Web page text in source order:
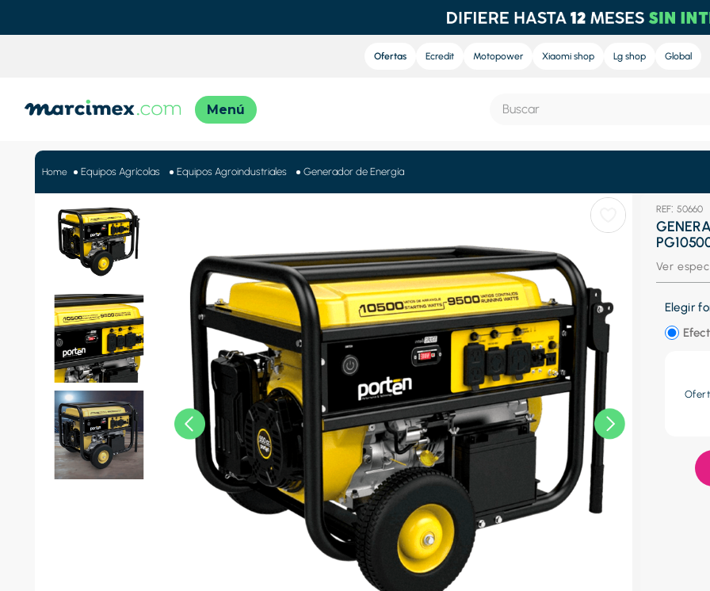
Ofertas Ecredit Motopower Xiaomi shop Lg shop Global
Equipos Agrícolas Equipos Agroindustriales Generador de Energía
: 50660
Ver
Elegir
1.
motos
2.
moto
.
england sound
5.
lavadora
6.
england sound pro
7
refrigeradora
8
celulares
9
10
congelador